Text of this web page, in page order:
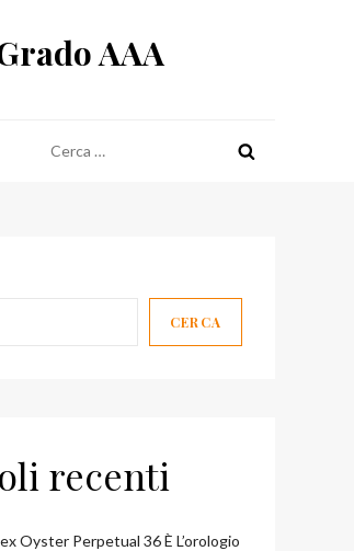
AAA
per:
CERCA
recenti
Oyster Perpetual 36 È L’orologio